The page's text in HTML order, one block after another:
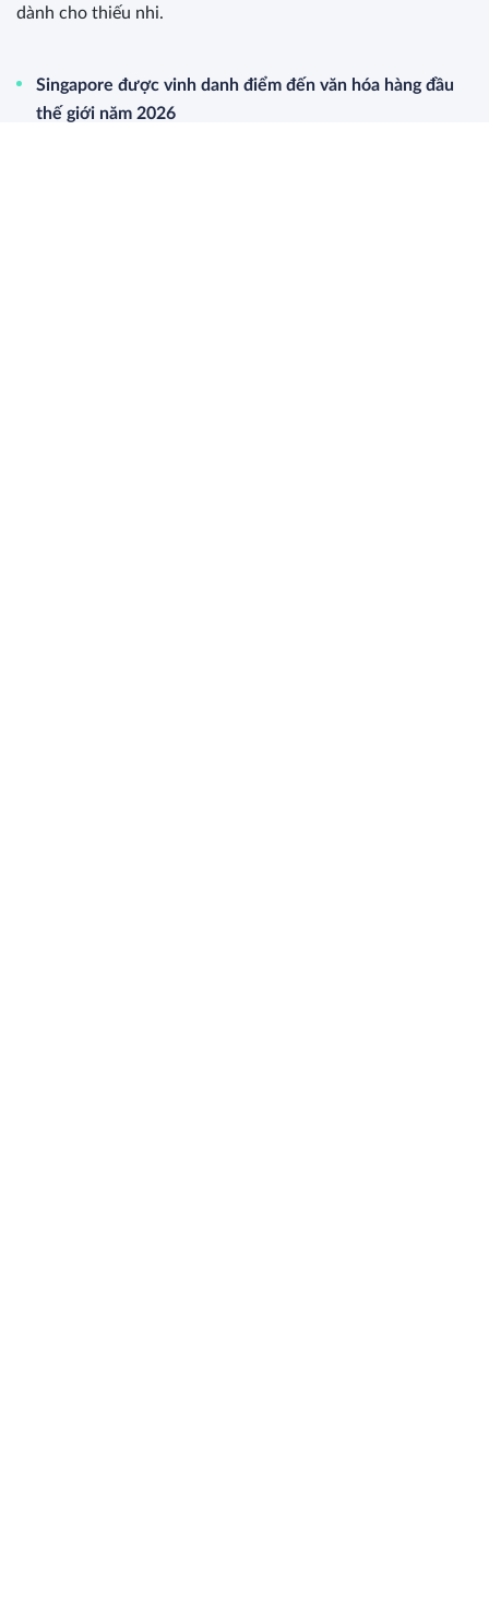
dành cho thiếu nhi.
Singapore được vinh danh điểm đến văn hóa hàng đầu
thế giới năm 2026